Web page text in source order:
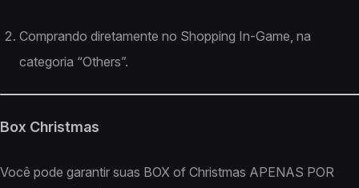
Comprando diretamente no Shopping In-Game, na
categoria “Others”.
Box Christmas
Você pode garantir suas BOX of Christmas APENAS POR